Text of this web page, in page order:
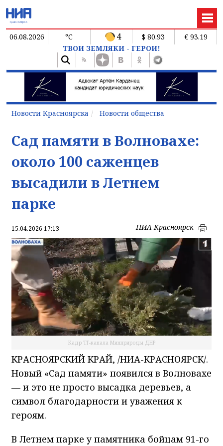
06.08.2026 °C 4 $ 80.93
€ 93.19
ТВОИ ЗЕМЛЯКИ - ГЕРОИ!
Новости Красноярска Новости общества
Сад памяти в Волновахе:
около 100 саженцев
высадили в Летнем
парке
15.04.2026 17:13 НИА-Красноярск
Кадр ТГ-канала Минприроды ДНР
КРАСНОЯРСКИЙ КРАЙ, /НИА-КРАСНОЯРСК/.
Новый «Сад памяти» появился в Волновахе
— и это не просто высадка деревьев, а
символ благодарности и уважения к
героям.
В Летнем парке у памятника бойцам 91-го